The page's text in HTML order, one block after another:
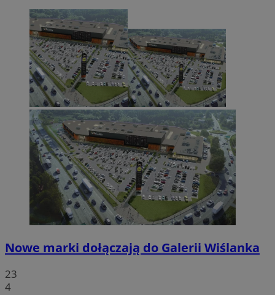
Nowe marki dołączają do Galerii Wiślanka
23
4